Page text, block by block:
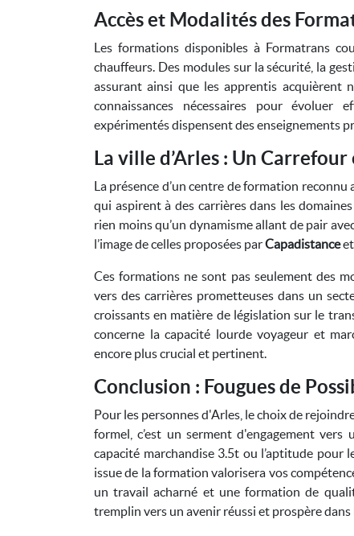
Accès et Modalités des
Les formations disponibles à Formatrans
chauffeurs. Des modules sur la sécurité, la
assurant ainsi que les apprentis acquièrent
connaissances nécessaires pour évoluer
expérimentés dispensent des enseignements
La ville d’Arles : Un
La présence d’un centre de formation
qui aspirent à des carrières dans les
rien moins qu’un dynamisme allant de pair
l’image de celles proposées parCapadistanceet
Ces formations ne sont pas seulement des
vers des carrières prometteuses dans un
croissants en matière de législation sur le
concerne la capacité lourde voyageur et
encore plus crucial et pertinent.
Conclusion : Fougues de
Pour les personnes d'Arles, le choix de
formel, c’est un serment d'engagement
capacité marchandise 3.5t ou l’aptitude pour
issue de la formation valorisera vos
un travail acharné et une formation de
tremplin vers un avenir réussi et prospère